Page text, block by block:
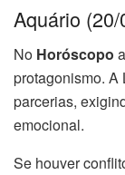
Aquário
No Horóscopo
protagonismo. A
parcerias,
emocional.
Se houver